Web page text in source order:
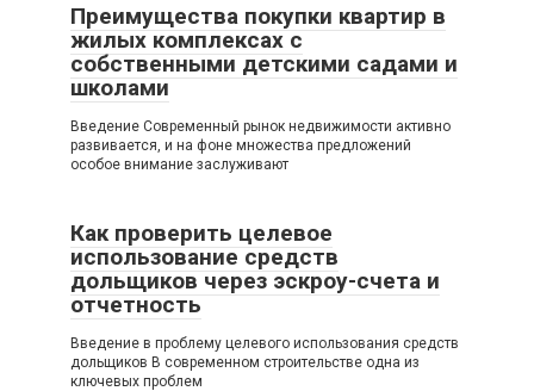
Преимущества покупки квартир в
жилых комплексах с
собственными детскими садами и
школами
Введение Современный рынок недвижимости активно
развивается, и на фоне множества предложений
особое внимание заслуживают
Как проверить целевое
использование средств
дольщиков через эскроу-счета и
отчетность
Введение в проблему целевого использования средств
дольщиков В современном строительстве одна из
ключевых проблем